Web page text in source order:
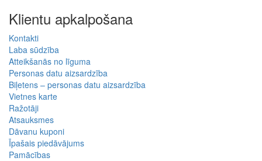
Klientu apkalpošana
Kontakti
Laba sūdzība
Atteikšanās no līguma
Personas datu aizsardzība
Biļetens – personas datu aizsardzība
Vietnes karte
Ražotāji
Atsauksmes
Dāvanu kuponi
Īpašais piedāvājums
Pamācības